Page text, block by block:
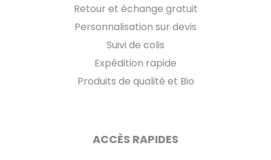
Retour et échange gratuit
Personnalisation sur devis
Suivi de colis
Expédition rapide
Produits de qualité et Bio
ACCÈS RAPIDES